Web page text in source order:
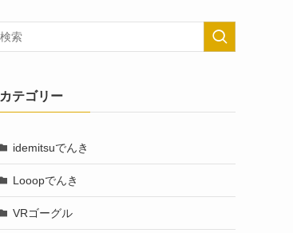
カテゴリー
idemitsuでんき
Looopでんき
VRゴーグル